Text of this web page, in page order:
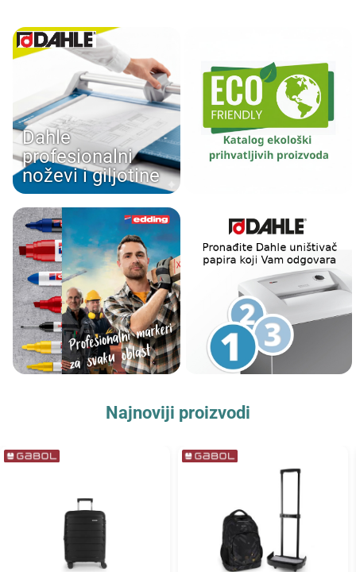
Dahle
profesionalni
noževi i giljotine
Najnoviji proizvodi